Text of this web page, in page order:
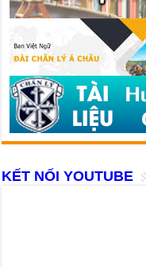
KẾT NỐI YOUTUBE